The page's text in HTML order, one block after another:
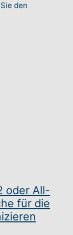
den
oder All-
für die